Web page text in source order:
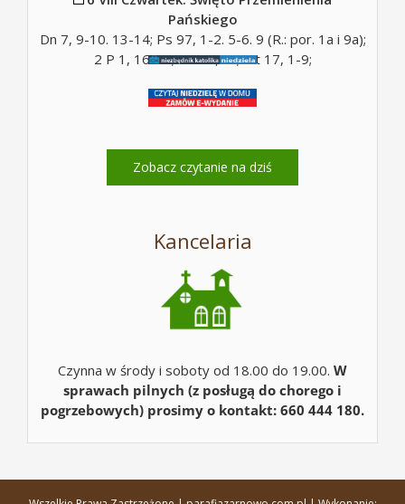
Pańskiego
Dn 7, 9-10. 13-14; Ps 97, 1-2. 5-6. 9 (R.: por. 1a i 9a);
2 P 1, 16-19; Mt 17, 5c; Mt 17, 1-9;
Zobacz czytanie na dziś
Kancelaria
Czynna w środy i soboty od 18.00 do 19.00. W
sprawach pilnych (z posługą do chorego i
pogrzebowych) prosimy o kontakt: 660 444 180.